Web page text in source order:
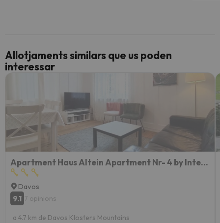
Allotjaments similars que us poden
interessar
Apartment Haus Altein Apartment Nr- 4 by Interhome
Davos
9.1 7 opinions
a 4.7 km de Davos Klosters Mountains